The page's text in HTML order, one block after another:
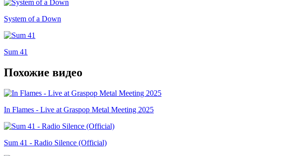
System of a Down
Sum 41
Похожие видео
In Flames - Live at Graspop Metal Meeting 2025
Sum 41 - Radio Silence (Official)